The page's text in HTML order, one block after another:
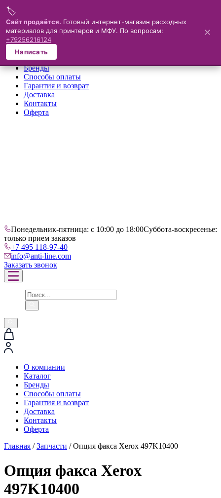
Меню
×
О компании
Каталог
Бренды
Способы оплаты
Гарантия и возврат
Доставка
Контакты
Оферта
Понедельник-пятница: с 10:00 до 18:00Суббота-воскресенье:
только прием заказов
+7 495 118-97-40
info@anti-line.com
Заказать звонок
О компании
Каталог
Бренды
Способы оплаты
Гарантия и возврат
Доставка
Контакты
Оферта
Главная /Запчасти / Опция факса Xerox 497K10400
Опция факса Xerox
497K10400
🏷️
Сайт продаётся. Готовый интернет-магазин расходных
материалов для принтеров и МФУ. По вопросам:
+79256216124
Написать
✕